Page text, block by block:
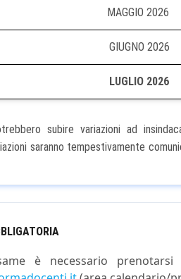
MAGGIO 2026
GIUGNO 2026
LUGLIO 2026
subire variazioni ad
saranno tempestivamente
è necessario